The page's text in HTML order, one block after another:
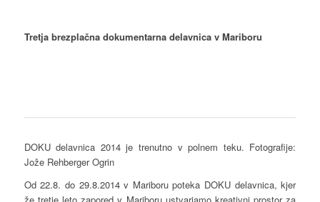
Tretja brezplačna dokumentarna delavnica v Mariboru
DOKU delavnica 2014 je trenutno v polnem teku. Fotografije:
Jože Rehberger Ogrin
Od 22.8. do 29.8.2014 v Mariboru poteka DOKU delavnica, kjer
že tretje leto zapored v Mariboru ustvarjamo kreativni prostor za